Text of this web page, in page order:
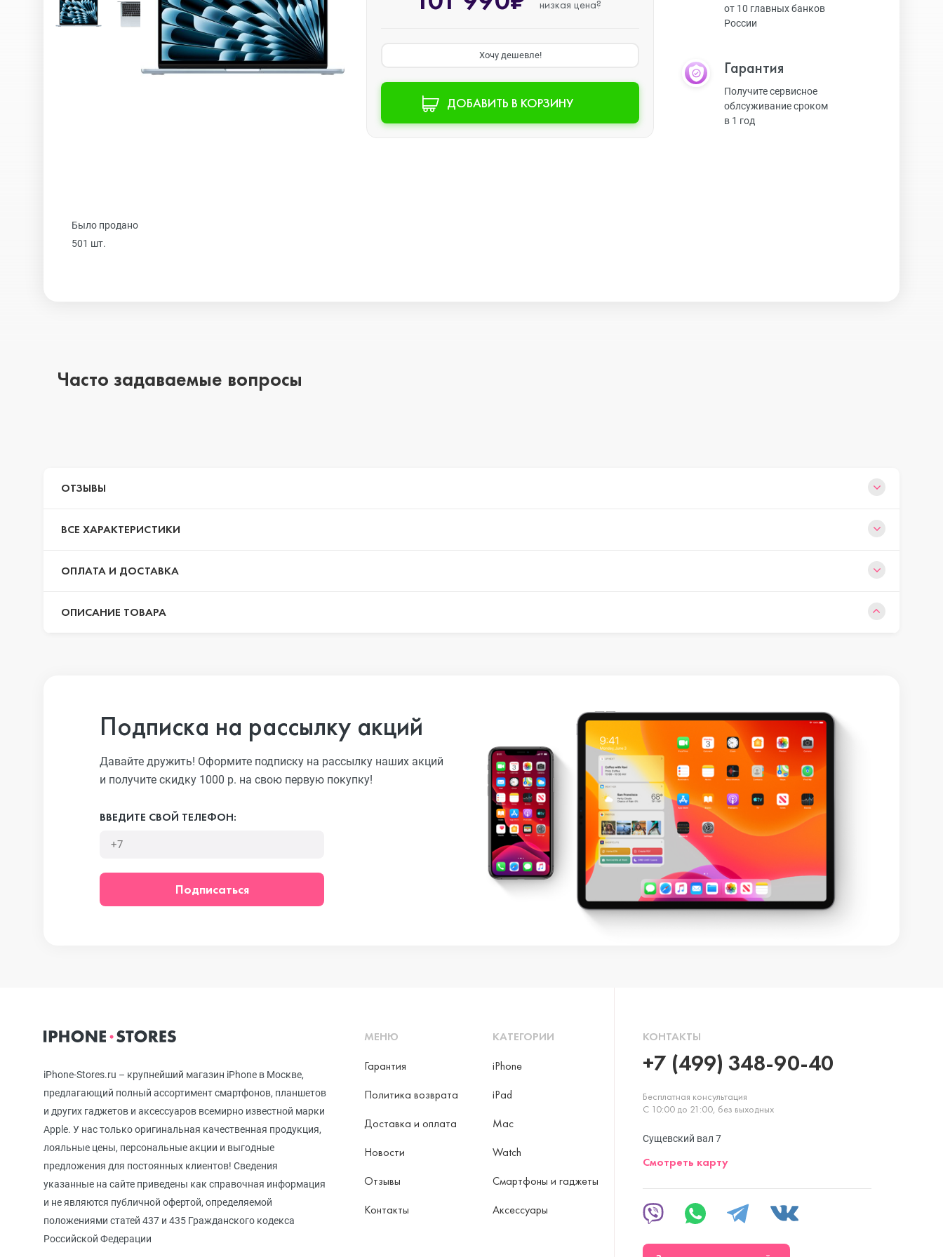
iPhone 16 Plus
iPhone 14
iPhone 13 mini
iPhone 12 Pro Max
iPhone 11 Pro Max
iPhone 11 Pro
iPhone 11
iPhone XS Max
Watch SE
низкая цена?
Хочу дешевле!
ДОБАВИТЬ В КОРЗИНУ
Было продано
501 шт.
от 10 главных банков
России
Гарантия
Получите сервисное
облсуживание сроком
в 1 год
Часто задаваемые вопросы
ОТЗЫВЫ
ВСЕ ХАРАКТЕРИСТИКИ
ОПЛАТА И ДОСТАВКА
ОПИСАНИЕ ТОВАРА
Подписка на рассылку акций
Давайте дружить! Оформите подписку на рассылку наших акций
и получите скидку 1000 р. на свою первую покупку!
ВВЕДИТЕ СВОЙ ТЕЛЕФОН:
Подписаться
iPhone-Stores.ru – крупнейший магазин iPhone в Москве,
предлагающий полный ассортимент смартфонов, планшетов
и других гаджетов и аксессуаров всемирно известной марки
Apple. У нас только оригинальная качественная продукция,
лояльные цены, персональные акции и выгодные
предложения для постоянных клиентов! Сведения
указанные на сайте приведены как справочная информация
и не являются публичной офертой, определяемой
положениями статей 437 и 435 Гражданского кодекса
Российской Федерации
МЕНЮ
Гарантия
Политика возврата
Доставка и оплата
Новости
Отзывы
Контакты
КАТЕГОРИИ
iPhone
iPad
Mac
Watch
Смартфоны и гаджеты
Аксессуары
КОНТАКТЫ
+7 (499) 348-90-40
Бесплатная консультация
С 10:00 до 21:00, без выходных
Сущевский вал 7
Смотреть карту